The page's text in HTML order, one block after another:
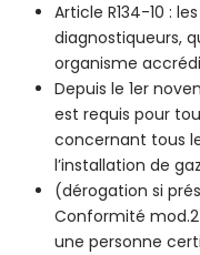
Article R134-10 :
diagnostiqueurs,
organisme
Depuis le 1er
est requis pour
concernant tous
l’installation de
(dérogation si
Conformité
une personne